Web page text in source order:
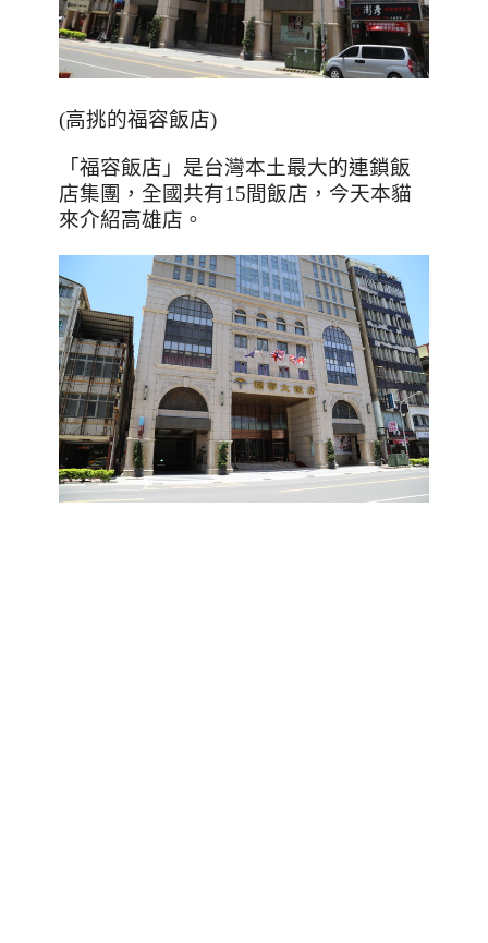
(高挑的福容飯店)
「福容飯店」是台灣本土最大的連鎖飯
店集團，全國共有15間飯店，今天本貓
來介紹高雄店。